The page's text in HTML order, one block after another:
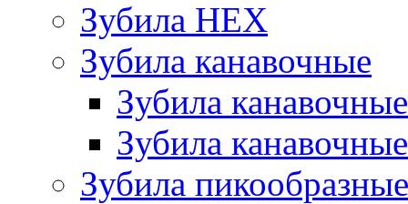
Зубила HEX
Зубила канавочные
Зубила
Зубила
Зубила пикообразные